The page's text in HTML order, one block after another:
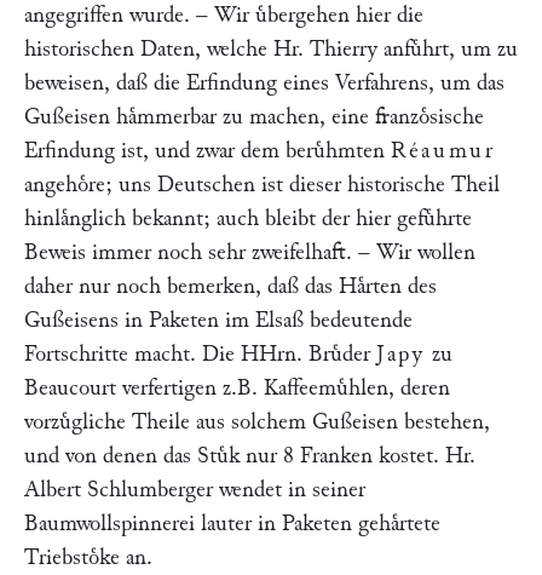
angegriffen wurde. – Wir uͤbergehen hier die
historischen Daten, welche Hr. Thierryanfuͤhrt, um zu
beweisen, daß die Erfindung eines Verfahrens, um das
Gußeisen haͤmmerbar zu machen, eine franzoͤsische
Erfindung ist, und zwar dem beruͤhmten Réaumur
angehoͤre; uns Deutschen ist dieser historische Theil
hinlaͤnglich bekannt; auch bleibt der hier gefuͤhrte
Beweis immer noch sehr zweifelhaft. – Wir wollen
daher nur noch bemerken, daß das Haͤrten des
Gußeisens in Paketen im Elsaß bedeutende
Fortschritte macht. Die HHrn. Bruͤder Japy zu
Beaucourt verfertigen z.B. Kaffeemuͤhlen, deren
vorzuͤgliche Theile aus solchem Gußeisen bestehen,
und von denen das Stuͤk nur 8 Franken kostet. Hr.
Albert Schlumbergerwendet in seiner
Baumwollspinnerei lauter in Paketen gehaͤrtete
Triebstoͤke an.